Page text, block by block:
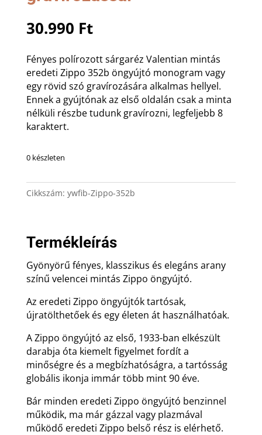
30.990 Ft
Fényes polírozott sárgaréz Valentian mintás
eredeti Zippo 352b öngyújtó monogram vagy
egy rövid szó gravírozására alkalmas hellyel.
Ennek a gyújtónak az első oldalán csak a minta
nélküli részbe tudunk gravírozni, legfeljebb 8
karaktert.
0 készleten
Cikkszám: ywfib-Zippo-352b
Termékleírás
Gyönyörű fényes, klasszikus és elegáns arany
színű velencei mintás Zippo öngyújtó.
Az eredeti Zippo öngyújtók tartósak,
újratölthetőek és egy életen át használhatóak.
A Zippo öngyújtó az első, 1933-ban elkészült
darabja óta kiemelt figyelmet fordít a
minőségre és a megbízhatóságra, a tartósság
globális ikonja immár több mint 90 éve.
Bár minden eredeti Zippo öngyújtó benzinnel
működik, ma már gázzal vagy plazmával
működő eredeti Zippo belső rész is elérhető.